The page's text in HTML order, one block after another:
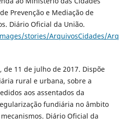
Prevenção e Mediação de
Diário Oficial da União.
stories/ArquivosCidades/
de 11 de julho de 2017. Dispõe
rural e urbana, sobre a
aos assentados da
fundiária no âmbito
Diário Oficial da